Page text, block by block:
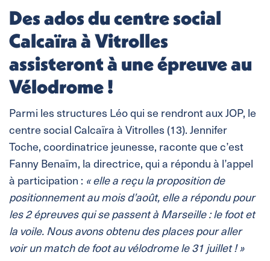
Des ados du centre social
Calcaïra à Vitrolles
assisteront à une épreuve au
Vélodrome !
Parmi les structures Léo qui se rendront aux JOP, le
centre social Calcaïra à Vitrolles (13). Jennifer
Toche, coordinatrice jeunesse, raconte que c’est
Fanny Benaïm, la directrice, qui a répondu à l’appel
à participation : « elle a reçu la proposition de
positionnement au mois d’août, elle a répondu pour
les 2 épreuves qui se passent à Marseille : le foot et
la voile. Nous avons obtenu des places pour aller
voir un match de foot au vélodrome le 31 juillet ! »